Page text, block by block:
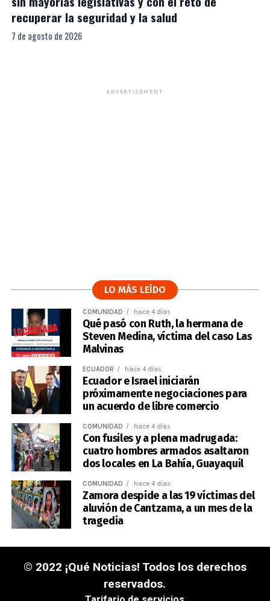
recuperar la seguridad y la salud
7 de agosto de 2026
ADVERTISEMENT
LO MÁS LEÍDO
COMUNIDAD hace 4 días
Qué pasó con Ruth, la hermana de
Steven Medina, víctima del caso Las
Malvinas
ECUADOR hace 4 días
Ecuador e Israel iniciarán
próximamente negociaciones para
un acuerdo de libre comercio
COMUNIDAD hace 4 días
Con fusiles y a plena madrugada:
cuatro hombres armados asaltaron
dos locales en La Bahía, Guayaquil
COMUNIDAD hace 4 días
Zamora despide a las 19 víctimas del
aluvión de Cantzama, a un mes de la
tragedia
© 2022 ¡Qué Noticias! Todos los derechos
reservados.